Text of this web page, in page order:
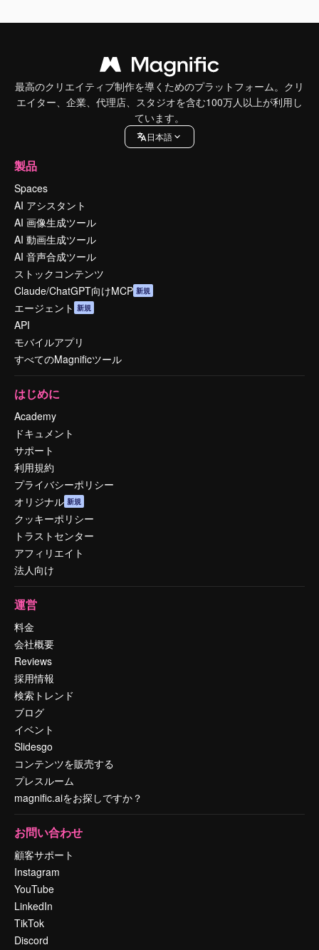
最高のクリエイティブ制作を導くためのプラットフォーム。クリ
エイター、企業、代理店、スタジオを含む100万人以上が利用し
ています。
日本語
製品
Spaces
AI アシスタント
AI 画像生成ツール
AI 動画生成ツール
AI 音声合成ツール
ストックコンテンツ
Claude/ChatGPT向けMCP 新規
エージェント 新規
API
モバイルアプリ
すべてのMagnificツール
はじめに
Academy
ドキュメント
サポート
利用規約
プライバシーポリシー
オリジナル 新規
クッキーポリシー
トラストセンター
アフィリエイト
法人向け
運営
料金
会社概要
Reviews
採用情報
検索トレンド
ブログ
イベント
Slidesgo
コンテンツを販売する
プレスルーム
magnific.aiをお探しですか？
お問い合わせ
顧客サポート
Instagram
YouTube
LinkedIn
TikTok
Discord